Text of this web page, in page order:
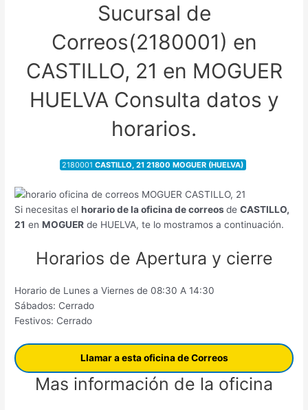
Sucursal de
Correos(2180001) en
CASTILLO, 21 en MOGUER
HUELVA Consulta datos y
horarios.
2180001CASTILLO, 21 21800 MOGUER (HUELVA)
Si necesitas elhorario de la oficina de correosdeCASTILLO,
21 enMOGUER de HUELVA, te lo mostramos a continuación.
Horarios de Apertura y cierre
Horario de Lunes a Viernes de 08:30 A 14:30
Sábados: Cerrado
Festivos: Cerrado
Llamar a esta oficina de Correos
Mas información de la oficina